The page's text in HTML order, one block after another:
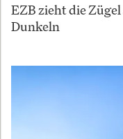
EZB zieht die
Dunkeln